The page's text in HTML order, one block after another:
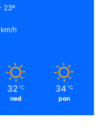
23º
h
32 ℃
ned
34 ℃
pon